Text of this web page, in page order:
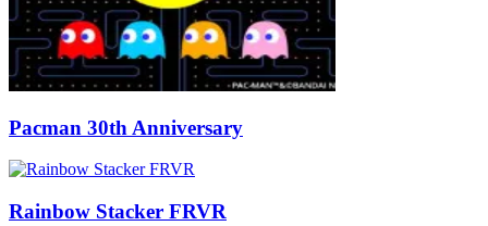
Pacman 30th Anniversary
Rainbow Stacker FRVR